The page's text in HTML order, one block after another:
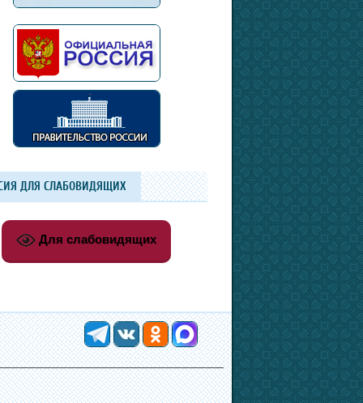
ДЛЯ СЛАБОВИДЯЩИХ
Для слабовидящих